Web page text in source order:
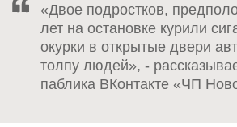
«Двое подростков,
лет на остановке курили
окурки в открытые двери
толпу людей», -
паблика ВКонтакте «ЧП